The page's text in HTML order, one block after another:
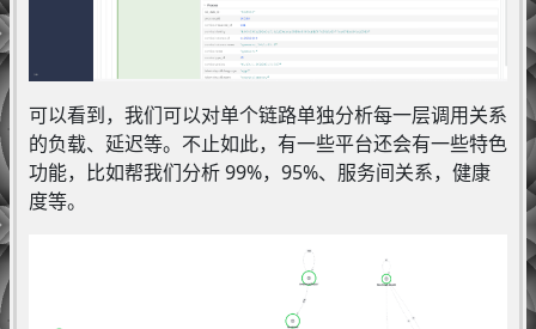
可以看到，我们可以对单个链路单独分析每一层调用关系
的负载、延迟等。不止如此，有一些平台还会有一些特色
功能，比如帮我们分析 99%，95%、服务间关系，健康
度等。